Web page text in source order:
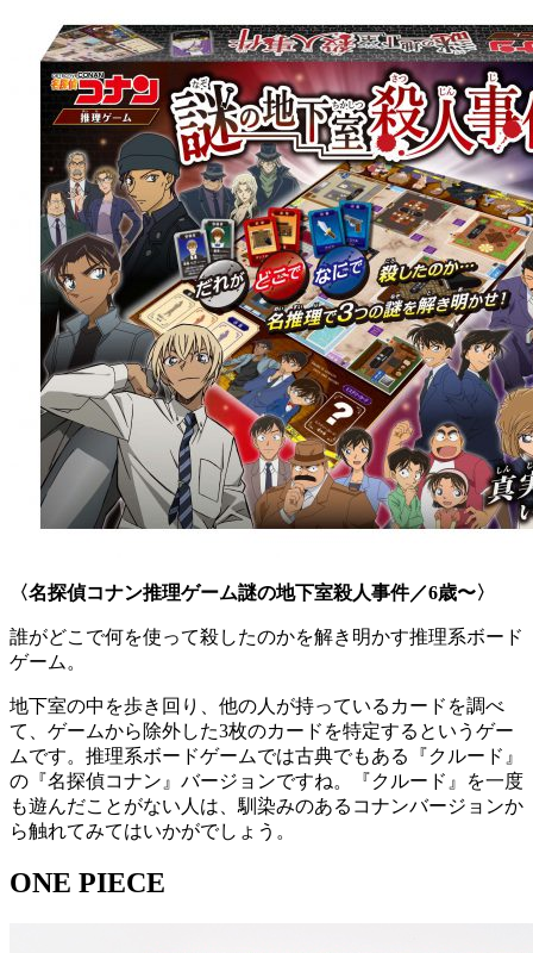
〈名探偵コナン推理ゲーム謎の地下室殺人事件／6歳〜〉
誰がどこで何を使って殺したのかを解き明かす推理系ボード
ゲーム。
地下室の中を歩き回り、他の人が持っているカードを調べ
て、ゲームから除外した3枚のカードを特定するというゲー
ムです。推理系ボードゲームでは古典でもある『クルード』
の『名探偵コナン』バージョンですね。『クルード』を一度
も遊んだことがない人は、馴染みのあるコナンバージョンか
ら触れてみてはいかがでしょう。
ONE PIECE